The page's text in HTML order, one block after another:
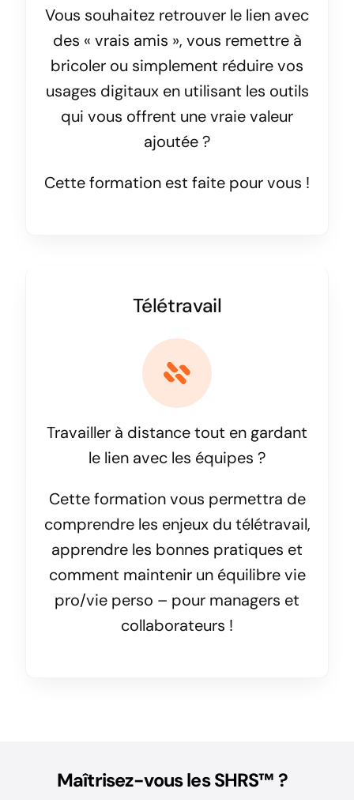
Vous souhaitez retrouver le lien avec
des « vrais amis », vous remettre à
bricoler ou simplement réduire vos
usages digitaux en utilisant les outils
qui vous offrent une vraie valeur
ajoutée ?
Cette formation est faite pour vous !
Télétravail
Travailler à distance tout en gardant
le lien avec les équipes ?
Cette formation vous permettra de
comprendre les enjeux du télétravail,
apprendre les bonnes pratiques et
comment maintenir un équilibre vie
pro/vie perso – pour managers et
collaborateurs !
Maîtrisez-vous les SHRS™ ?